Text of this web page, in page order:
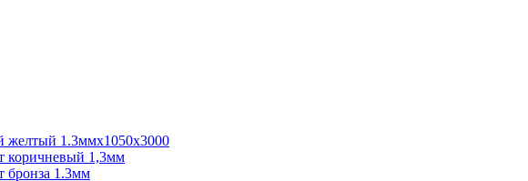
желтый 1.3ммх1050х3000
коричневый 1,3мм
бронза 1.3мм